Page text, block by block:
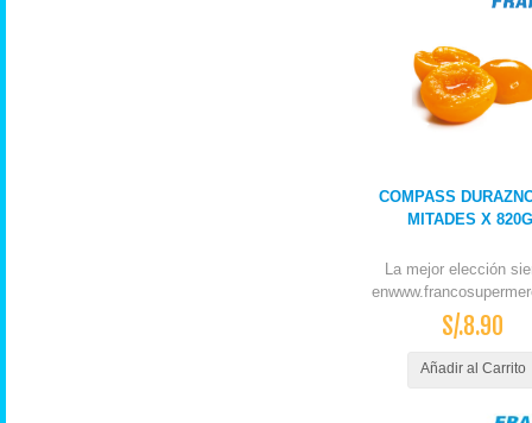
COMPASS
MITADES X
La mejor elección
S/.8.90
Añadir al Carrito